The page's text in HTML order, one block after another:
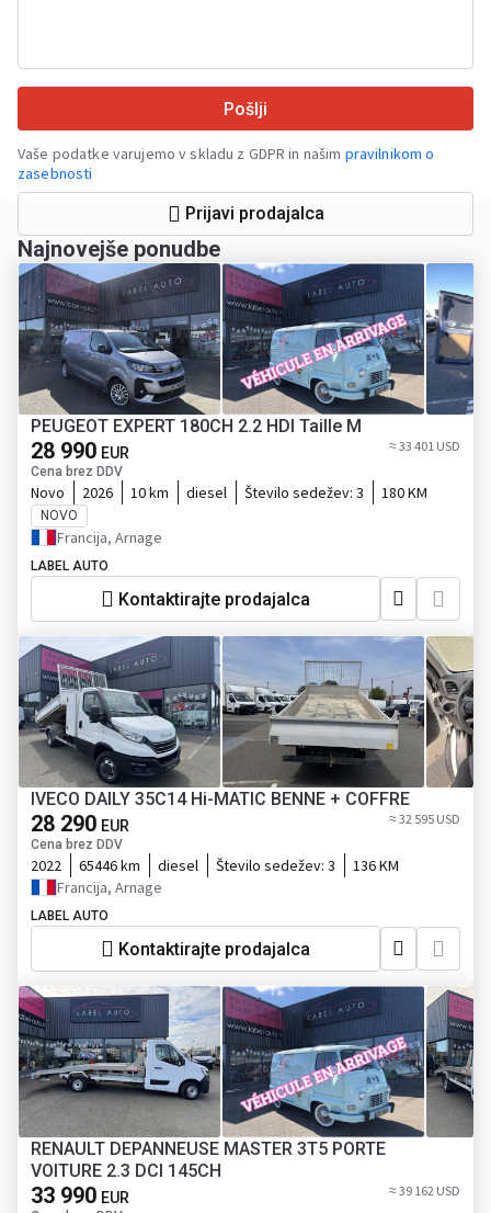
Pošlji
Vaše podatke varujemo v skladu z GDPR in našim pravilnikom o
zasebnosti
Prijavi prodajalca
Najnovejše ponudbe
PEUGEOT EXPERT 180CH 2.2 HDI Taille M
28 990 EUR
Cena brez DDV
≈ 33 401 USD
Novo 2026 10 km diesel Število sedežev: 3 180 KM
NOVO
Francija, Arnage
LABEL AUTO
Kontaktirajte prodajalca
IVECO DAILY 35C14 Hi-MATIC BENNE + COFFRE
28 290 EUR
Cena brez DDV
≈ 32 595 USD
2022 65446 km diesel Število sedežev: 3
136 KM
Francija, Arnage
LABEL AUTO
Kontaktirajte prodajalca
RENAULT DEPANNEUSE MASTER 3T5 PORTE
VOITURE 2.3 DCI 145CH
33 990 EUR ≈ 39 162 USD